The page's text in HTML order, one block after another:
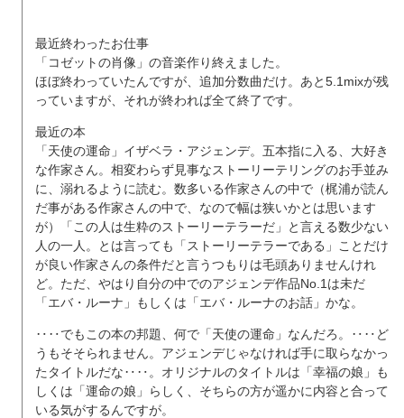
最近終わったお仕事
「コゼットの肖像」の音楽作り終えました。
ほぼ終わっていたんですが、追加分数曲だけ。あと5.1mixが残
っていますが、それが終われば全て終了です。
最近の本
「天使の運命」イザベラ・アジェンデ。五本指に入る、大好き
な作家さん。相変わらず見事なストーリーテリングのお手並み
に、溺れるように読む。数多いる作家さんの中で（梶浦が読ん
だ事がある作家さんの中で、なので幅は狭いかとは思います
が）「この人は生粋のストーリーテラーだ」と言える数少ない
人の一人。とは言っても「ストーリーテラーである」ことだけ
が良い作家さんの条件だと言うつもりは毛頭ありませんけれ
ど。ただ、やはり自分の中でのアジェンデ作品No.1は未だ
「エバ・ルーナ」もしくは「エバ・ルーナのお話」かな。
‥‥でもこの本の邦題、何で「天使の運命」なんだろ。‥‥ど
うもそそられません。アジェンデじゃなければ手に取らなかっ
たタイトルだな‥‥。オリジナルのタイトルは「幸福の娘」も
しくは「運命の娘」らしく、そちらの方が遥かに内容と合って
いる気がするんですが。